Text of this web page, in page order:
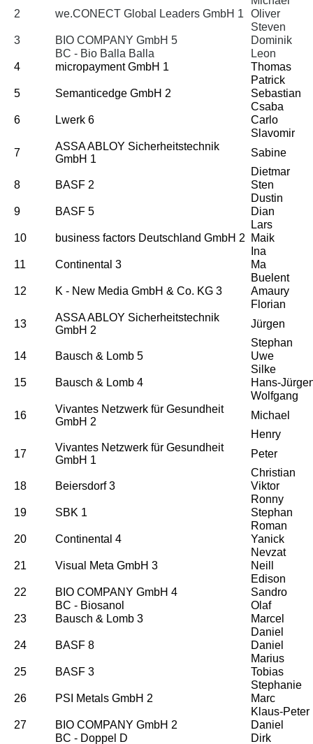
2
we.CONECT Global Leaders GmbH 1
Oliver
Steven
3
BIO COMPANY GmbH 5
Dominik
BC - Bio Balla Balla
Leon
4
micropayment GmbH 1
Thomas
Patrick
5
Semanticedge GmbH 2
Sebastian
Csaba
6
Lwerk 6
Carlo
Slavomir
7
ASSA ABLOY Sicherheitstechnik
GmbH 1
Sabine
Dietmar
8
BASF 2
Sten
Dustin
9
BASF 5
Dian
Lars
10
business factors Deutschland GmbH 2
Maik
Ina
11
Continental 3
Ma
Buelent
12
K - New Media GmbH & Co. KG 3
Amaury
Florian
13
ASSA ABLOY Sicherheitstechnik
GmbH 2
Jürgen
Stephan
14
Bausch & Lomb 5
Uwe
Silke
15
Bausch & Lomb 4
Hans-
Wolfgang
16
Vivantes Netzwerk für Gesundheit
GmbH 2
Michael
Henry
17
Vivantes Netzwerk für Gesundheit
GmbH 1
Peter
Christian
18
Beiersdorf 3
Viktor
Ronny
19
SBK 1
Stephan
Roman
20
Continental 4
Yanick
Nevzat
21
Visual Meta GmbH 3
Neill
Edison
22
BIO COMPANY GmbH 4
Sandro
BC - Biosanol
Olaf
23
Bausch & Lomb 3
Marcel
Daniel
24
BASF 8
Daniel
Marius
25
BASF 3
Tobias
Stephanie
26
PSI Metals GmbH 2
Marc
Klaus-Peter
27
BIO COMPANY GmbH 2
Daniel
BC - Doppel D
Dirk